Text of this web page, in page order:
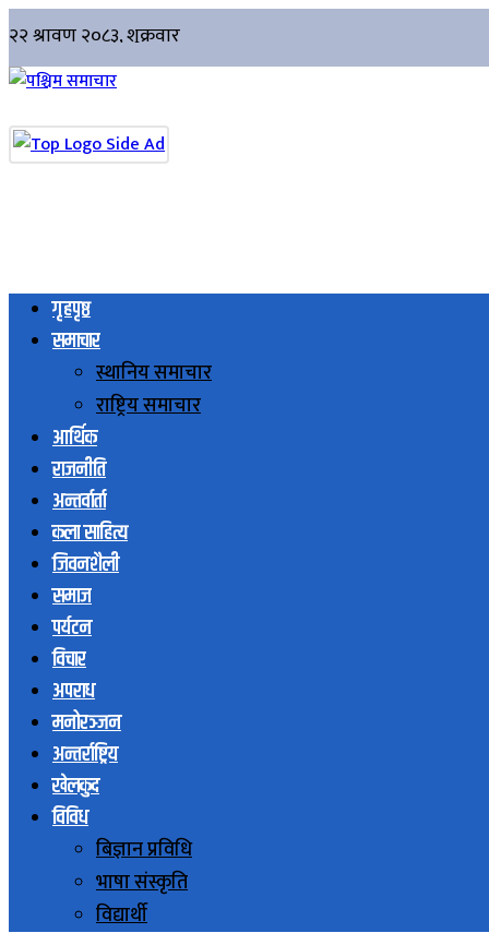
गृहपृष्ठ
समाचार
स्थानिय समाचार
राष्ट्रिय समाचार
आर्थिक
राजनीति
अन्तर्वार्ता
कला साहित्य
जिवनशैली
समाज
पर्यटन
विचार
अपराध
मनोरञ्जन
अन्तर्राष्ट्रिय
खेलकुद
विविध
बिज्ञान प्रविधि
भाषा संस्कृति
विद्यार्थी